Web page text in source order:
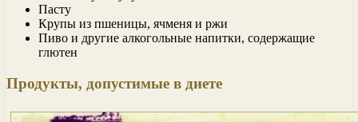
Пасту
Крупы из пшеницы, ячменя и ржи
Пиво и другие алкогольные напитки, содержащие
глютен
Продукты, допустимые в диете